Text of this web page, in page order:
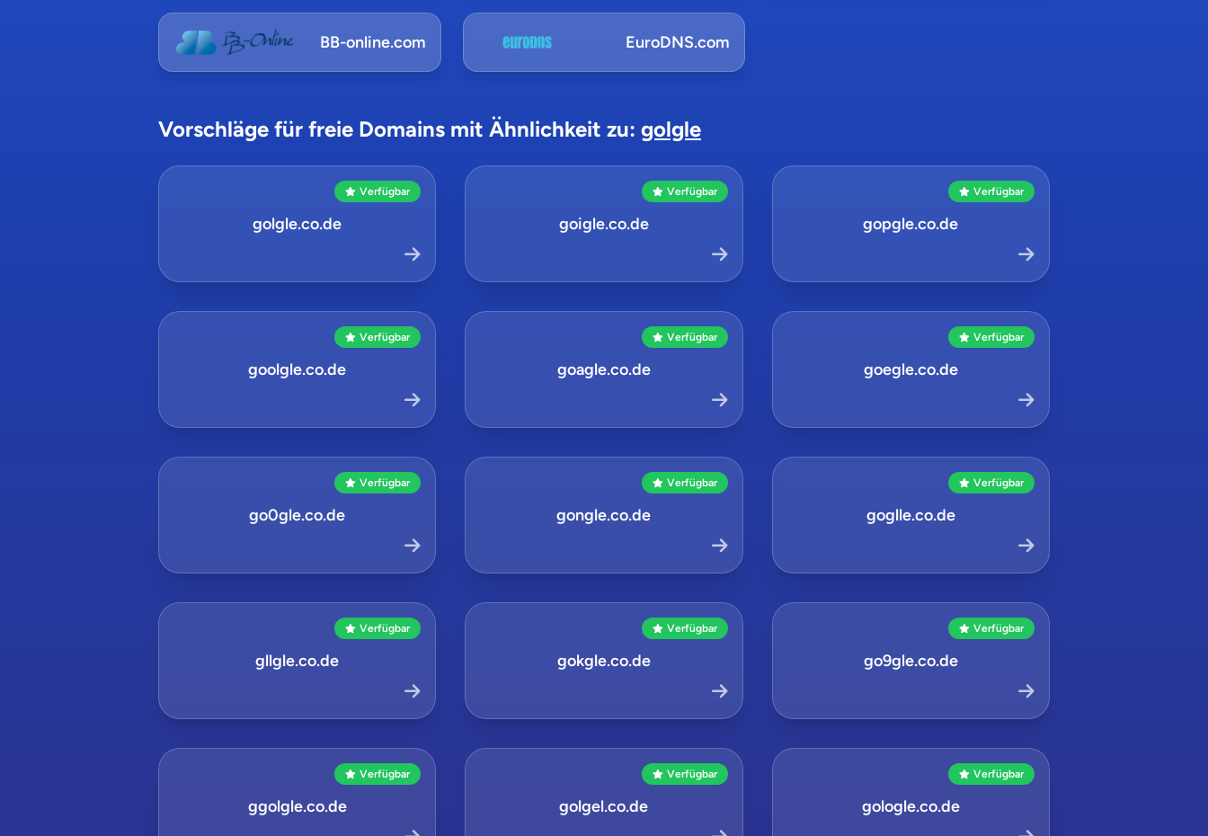
BB-online.com EuroDNS.com
Vorschläge für freie Domains mit Ähnlichkeit zu: golgle
Verfügbar
golgle.co.de
Verfügbar
goigle.co.de
Verfügbar
gopgle.co.de
Verfügbar
goolgle.co.de
Verfügbar
goagle.co.de
Verfügbar
goegle.co.de
Verfügbar
go0gle.co.de
Verfügbar
gongle.co.de
Verfügbar
goglle.co.de
Verfügbar
gllgle.co.de
Verfügbar
gokgle.co.de
Verfügbar
go9gle.co.de
Verfügbar
ggolgle.co.de
Verfügbar
golgel.co.de
Verfügbar
gologle.co.de